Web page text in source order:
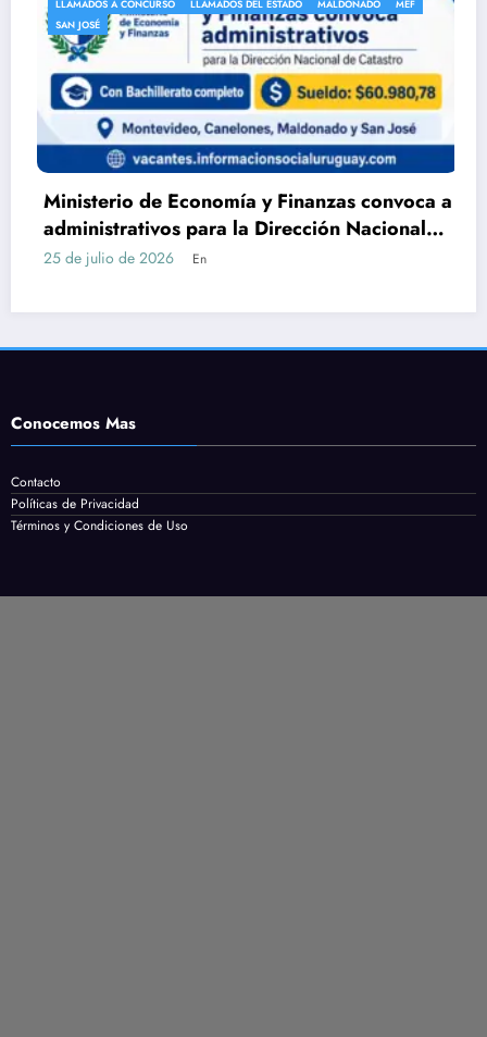
LLAMADOS DEL ESTADO
MALDONADO MEF
y Finanzas convoca a
la Dirección Nacional
Bachillerato
AUXILIARES DE SERVICIO
LLAMADOS A CONCURSO
DGEIP abre
Servicio en
Conocemos Mas
Contacto
Políticas de Privacidad
Términos y Condiciones de Uso